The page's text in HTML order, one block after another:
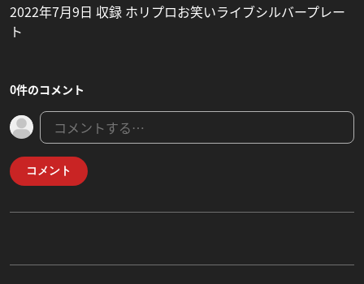
2022年7月9日 収録 ホリプロお笑いライブシルバープレー
ト
0件のコメント
コメント